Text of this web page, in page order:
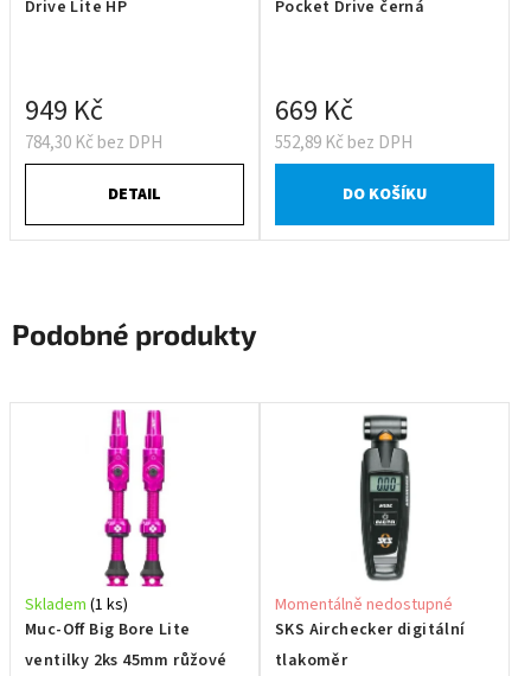
Drive Lite HP
784,30 Kč bez DPH
949 Kč
DETAIL
Pocket Drive černá
552,89 Kč bez DPH
669 Kč
DO KOŠÍKU
Podobné produkty
Muc-Off Big Bore Lite
ventilky 2ks 45mm růžové
Skladem (1 ks)
SKS Airchecker digitální
tlakoměr
Momentálně nedostupné